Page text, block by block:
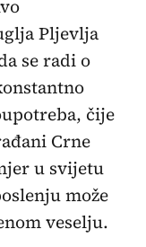
Pljevlja
se radi o
čije
Crne
u svijetu
može
veselju.